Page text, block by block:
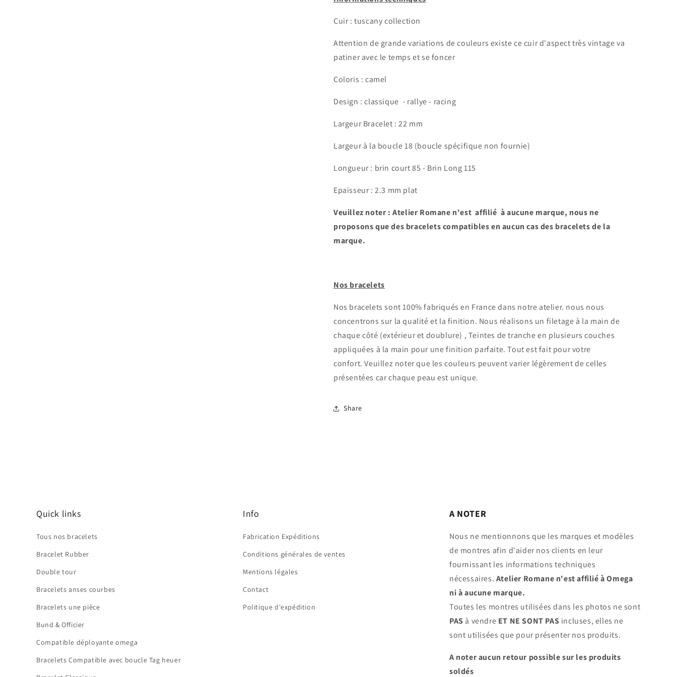
Cuir : tuscany collection
Attention de grande variations de couleurs existe ce cuir d'aspect très vintage va
patiner avec le temps et se foncer
Coloris : camel
Design : classique - rallye - racing
Largeur Bracelet : 22 mm
Largeur à la boucle 18 (boucle spécifique non fournie)
Longueur : brin court 85 - Brin Long 115
Epaisseur : 2.3 mm plat
Veuillez noter : Atelier Romane n'est affilié à aucune marque, nous ne
proposons que des bracelets compatibles en aucun cas des bracelets de la
marque.
Nos bracelets
Nos bracelets sont 100% fabriqués en France dans notre atelier. nous nous
concentrons sur la qualité et la finition. Nous réalisons un filetage à la main de
chaque côté (extérieur et doublure) , Teintes de tranche en plusieurs couches
appliquées à la main pour une finition parfaite. Tout est fait pour votre
confort. Veuillez noter que les couleurs peuvent varier légèrement de celles
présentées car chaque peau est unique.
Share
Quick links
Tous nos bracelets
Bracelet Rubber
Double tour
Bracelets anses courbes
Bracelets une pièce
Bund & Officier
Compatible déployante omega
Bracelets Compatible avec boucle Tag heuer
Info
Fabrication Expéditions
Conditions générales de ventes
Mentions légales
Contact
Politique d'expédition
A NOTER
Nous ne mentionnons que les marques et modèles
de montres afin d'aider nos clients en leur
fournissant les informations techniques
nécessaires. Atelier Romane n'est affilié à Omega
ni à aucune marque.
Toutes les montres utilisées dans les photos ne sont
PAS à vendre ET NE SONT PAS incluses, elles ne
sont utilisées que pour présenter nos produits.
A noter aucun retour possible sur les produits
soldés
votre liste de souhaits et afficher vos articles précédemment
Se connecter